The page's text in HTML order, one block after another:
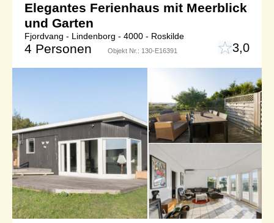
Elegantes Ferienhaus mit Meerblick
und Garten
Fjordvang - Lindenborg - 4000 - Roskilde
4 Personen Objekt Nr.: 130-E16391 3,0